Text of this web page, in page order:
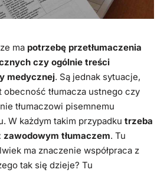
ma potrzebę przetłumaczenia
czy ogólnie treści
medycznej. Są jednak sytuacje,
tłumacza ustnego czy
tłumaczowi pisemnemu
W każdym takim przypadku trzeba
tłumaczem. Tu
ma znaczenie współpraca z
tak się dzieje? Tu